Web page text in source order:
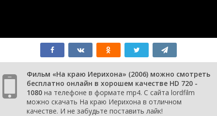
Фильм «На краю Иерихона» (2006) можно смотреть
бесплатно онлайн в хорошем качестве HD 720 -
1080 на телефоне в формате mp4. С сайта lordfilm
можно скачать На краю Иерихона в отличном
качестве. И не забудьте поставить лайк!